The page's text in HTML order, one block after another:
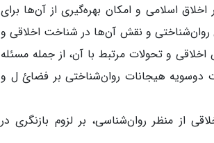
اسلامی و امکان بهره‌گیری از آن‌ها برای
روان‌شناختی و نقش آن‌ها در شناخت اخلاقی و
و تحولات مرتبط با آن، از جمله مسئله
دوسویه هیجانات روان‌شناختی بر فضائ ل و
از منظر روان‌شناسی، بر لزوم بازنگری در